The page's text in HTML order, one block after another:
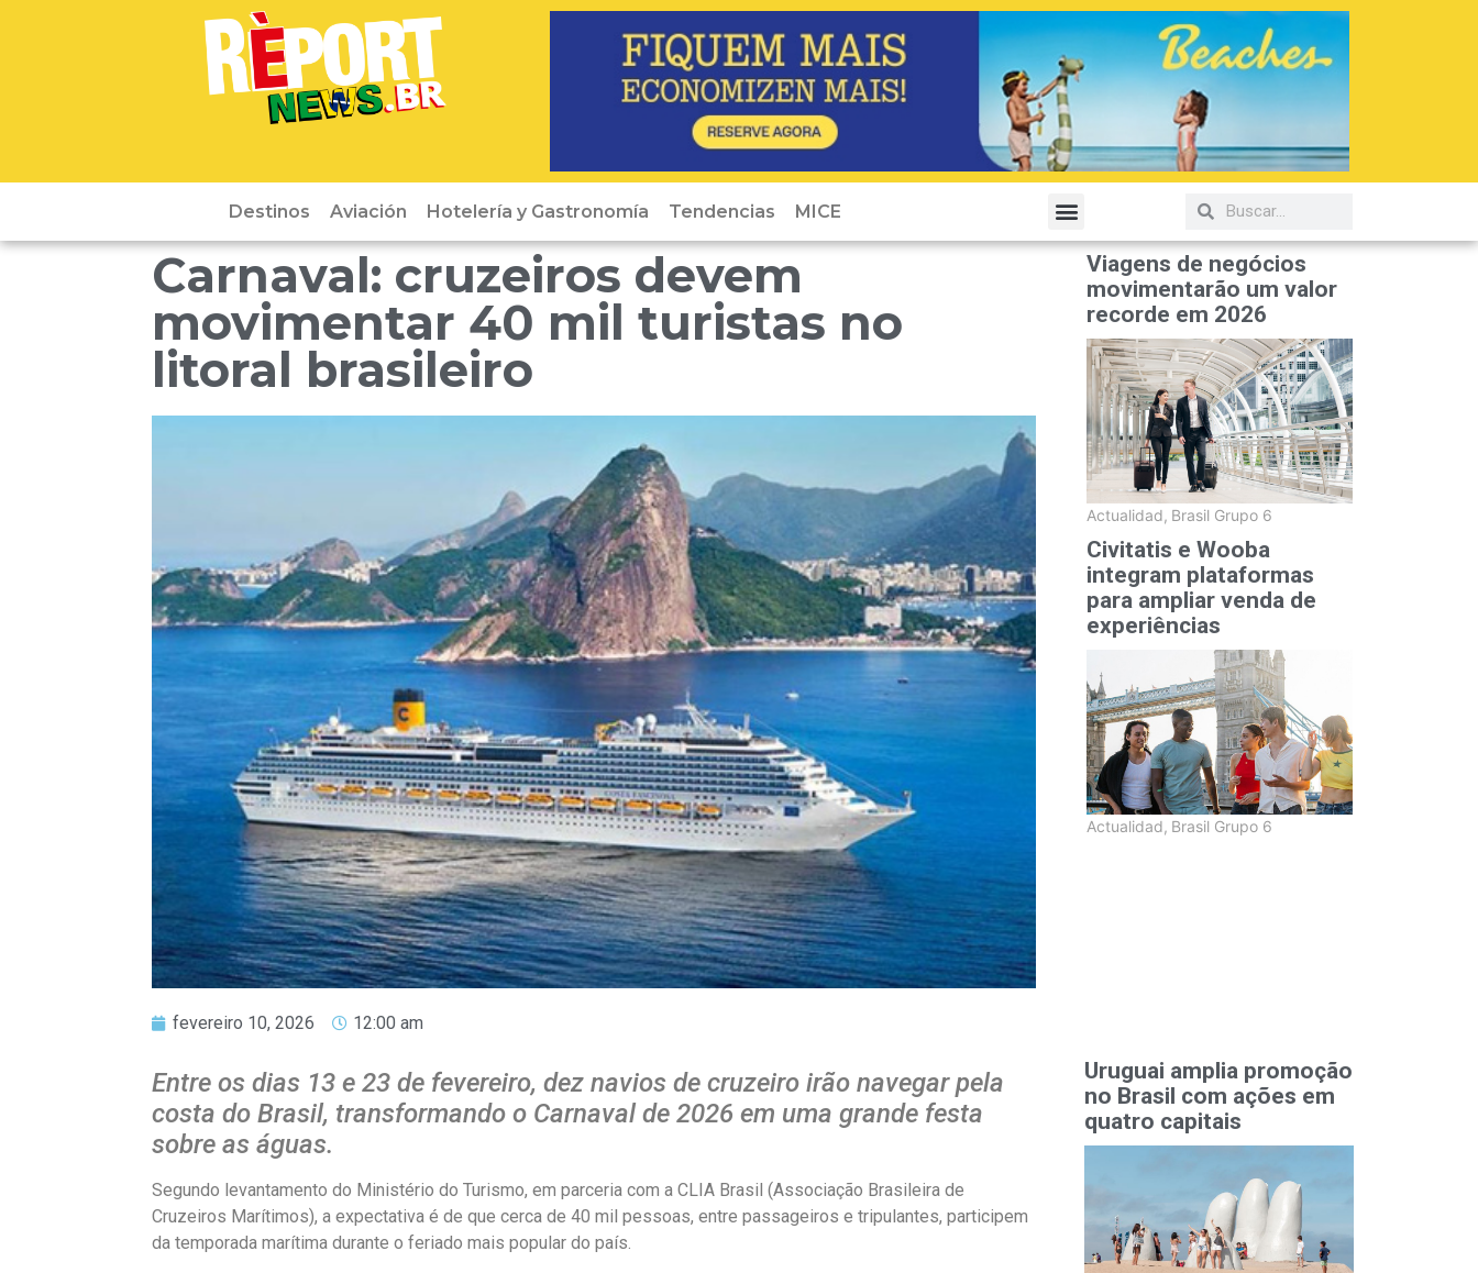
Destinos Aviación Hotelería y Gastronomía Tendencias MICE
Carnaval: cruzeiros devem
movimentar 40 mil turistas no
litoral brasileiro
fevereiro 10, 2026 12:00 am
Viagens de negócios
movimentarão um valor
recorde em 2026
Actualidad, Brasil Grupo 6
Civitatis e Wooba
integram plataformas
para ampliar venda de
experiências
Actualidad, Brasil Grupo 6
Entre os dias 13 e 23 de fevereiro, dez navios de cruzeiro irão navegar pela
costa do Brasil, transformando o Carnaval de 2026 em uma grande festa
sobre as águas.
Segundo levantamento do Ministério do Turismo, em parceria com a CLIA Brasil (Associação Brasileira de
Cruzeiros Marítimos), a expectativa é de que cerca de 40 mil pessoas, entre passageiros e tripulantes, participem
da temporada marítima durante o feriado mais popular do país.
Uruguai amplia promoção
no Brasil com ações em
quatro capitais